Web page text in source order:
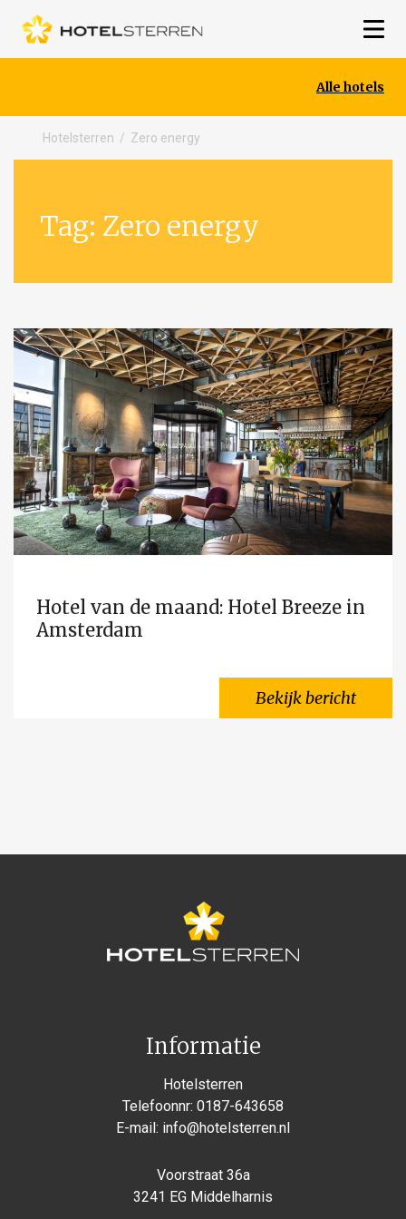
Alle hotels
Hotelsterren / Zero energy
Tag: Zero energy
Hotel van de maand: Hotel Breeze in
Amsterdam
Bekijk bericht
Informatie
Hotelsterren
Telefoonnr: 0187-643658
E-mail: info@hotelsterren.nl
Voorstraat 36a
3241 EG Middelharnis